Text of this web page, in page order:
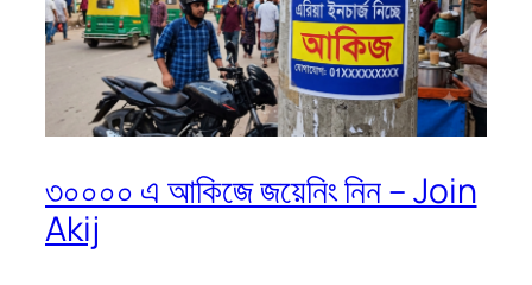
৩০০০০ এ আকিজে জয়েনিং নিন – Join
Akij